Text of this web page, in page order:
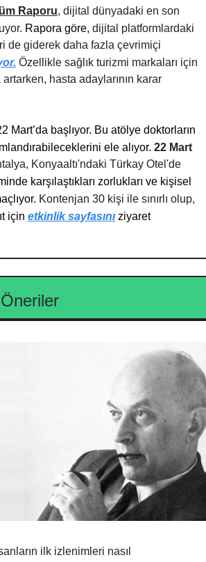
Raporu, dijital dünyadaki en son
Rapora göre, dijital platformlardaki
de giderek daha fazla çevrimiçi
Özellikle sağlık turizmi markaları için
hasta adaylarının karar
Mart’da başlıyor. Bu atölye doktorların
ele alıyor. 22 Mart
Konyaaltı'ndaki Türkay Otel'de
karşılaştıkları zorlukları ve kişisel
Kontenjan 30 kişi ile sınırlı olup,
için etkinlik sayfasını ziyaret
ilk izlenimleri nasıl